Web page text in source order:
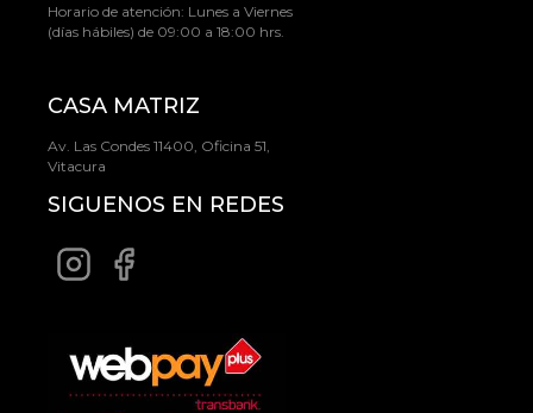
Horario de atención: Lunes a Viernes
(días hábiles) de 09:00 a 18:00 hrs.
CASA MATRIZ
Av. Las Condes 11400, Oficina 51,
Vitacura
SIGUENOS EN REDES